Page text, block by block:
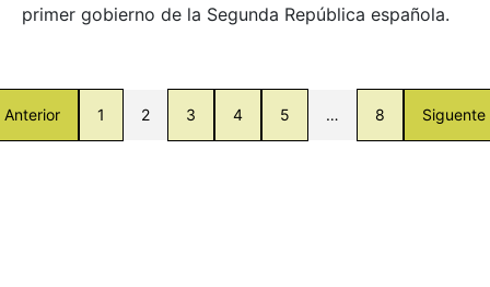
primer gobierno de la Segunda República española.
Anterior 1 2 3 4 5 … 8 Siguente